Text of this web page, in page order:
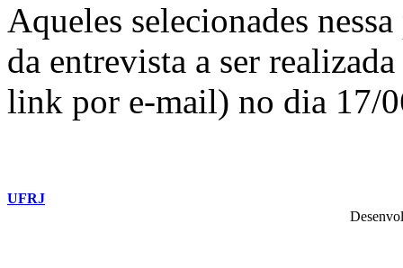
Aqueles selecionades
da entrevista a ser
link por e-mail) no dia 17/
UFRJ